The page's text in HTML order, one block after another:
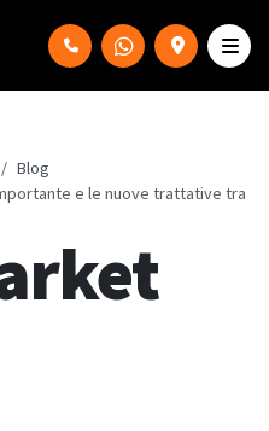
Blog
e le nuove trattative tra